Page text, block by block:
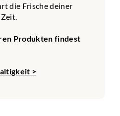
die Frische deiner
Produkten findest
>